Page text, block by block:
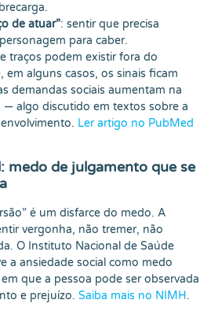
de atuar”: sentir que precisa
para caber.
traços podem existir fora do
em alguns casos, os sinais ficam
demandas sociais aumentam na
— algo discutido em textos sobre a
Ler artigo no PubMed
medo de julgamento que se
é um disfarce do medo. A
vergonha, não tremer, não
O Instituto Nacional de Saúde
a ansiedade social como medo
que a pessoa pode ser observada
e prejuízo. Saiba mais no NIMH.